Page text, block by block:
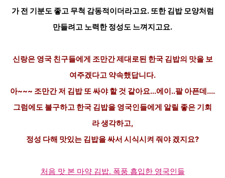
가 전 기분도 좋고 무척 감동적이더라고요. 또한 김밥 모양처럼
만들려고 노력한 정성도 느껴지고요.
신랑은 영국 친구들에게 조만간 제대로된 한국 김밥의 맛을 보
여주겠다고 약속했답니다.
아~~~ 조만간 저 김밥 또 싸야 할 것 같아요...에이..팔 아픈데....
그럼에도 불구하고 한국 김밥을 영국인들에게 알릴 좋은 기회
라 생각하고,
정성 다해 맛있는 김밥을 싸서 시식시켜 줘야 겠지요?
처음 맛 본 마약 김밥. 폭풍 흡입한 영국인들